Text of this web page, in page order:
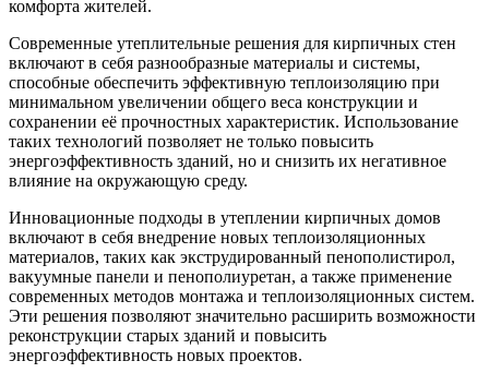
комфорта жителей.
Современные утеплительные решения для кирпичных стен
включают в себя разнообразные материалы и системы,
способные обеспечить эффективную теплоизоляцию при
минимальном увеличении общего веса конструкции и
сохранении её прочностных характеристик. Использование
таких технологий позволяет не только повысить
энергоэффективность зданий, но и снизить их негативное
влияние на окружающую среду.
Инновационные подходы в утеплении кирпичных домов
включают в себя внедрение новых теплоизоляционных
материалов, таких как экструдированный пенополистирол,
вакуумные панели и пенополиуретан, а также применение
современных методов монтажа и теплоизоляционных систем.
Эти решения позволяют значительно расширить возможности
реконструкции старых зданий и повысить
энергоэффективность новых проектов.